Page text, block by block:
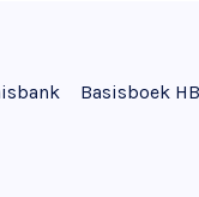
Basisboek HB